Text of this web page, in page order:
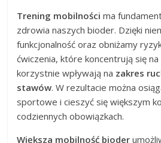
Trening mobilności ma
zdrowia naszych bioder. Dzięki
funkcjonalność oraz obniżamy
ćwiczenia, które koncentrują się
korzystnie wpływają na zakres
stawów. W rezultacie można
sportowe i cieszyć się większym
codziennych obowiązkach.
Większa mobilność bioder